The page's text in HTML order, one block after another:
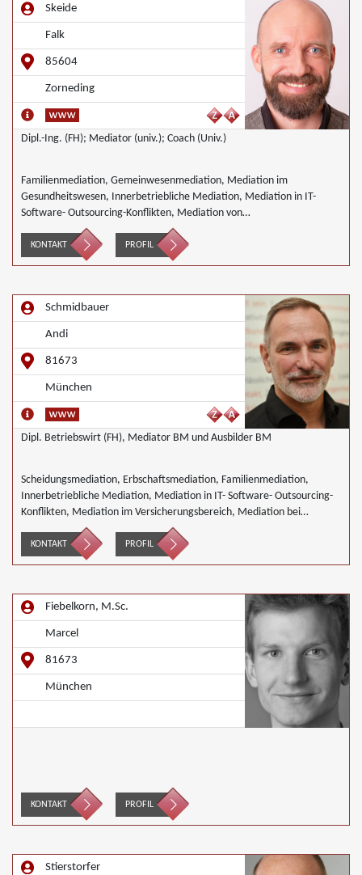
Skeide
Falk
85604
Zorneding
Dipl.-Ing. (FH); Mediator (univ.); Coach (Univ.)
Familienmediation, Gemeinwesenmediation, Mediation im
Gesundheitswesen, Innerbetriebliche Mediation, Mediation in IT-
Software- Outsourcing-Konflikten, Mediation von
Generationskonflikten, Mediation im öffentlichen Bereich, Mediation
bei Team- und Gruppenkonflikten, Nachbarschaftsmediation,
Wirtschaftsmediation
KONTAKT PROFIL
Schmidbauer
Andi
81673
München
Dipl. Betriebswirt (FH), Mediator BM und Ausbilder BM
Scheidungsmediation, Erbschaftsmediation, Familienmediation,
Innerbetriebliche Mediation, Mediation in IT- Software- Outsourcing-
Konflikten, Mediation im Versicherungsbereich, Mediation bei
Gesellschafterkonflikten, Mediation bei Team- und Gruppenkonflikten,
Nachbarschaftsmediation, Wirtschaftsmediation
KONTAKT PROFIL
Fiebelkorn, M.Sc.
Marcel
81673
München
KONTAKT PROFIL
Stierstorfer